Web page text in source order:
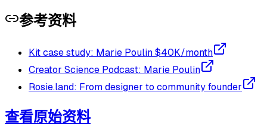
参考资料
Kit case study: Marie Poulin $40K/month
Creator Science Podcast: Marie Poulin
Rosie.land: From designer to community founder
查看原始资料